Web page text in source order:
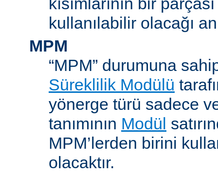
kullanılabilir olacağı
MPM
“MPM” durumuna
Süreklilik Modülü
yönerge türü sadece
tanımının Modül
MPM’lerden birini
olacaktır.